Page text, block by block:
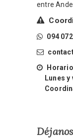
entre
094
Lunes y